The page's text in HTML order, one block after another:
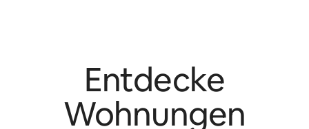
Entdecke
Wohnungen